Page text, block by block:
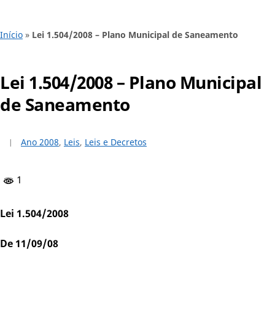
Início » Lei 1.504/2008 – Plano Municipal de Saneamento
Lei 1.504/2008 – Plano Municipal
de Saneamento
Ano 2008, Leis, Leis e Decretos
1
Lei 1.504/2008
De 11/09/08